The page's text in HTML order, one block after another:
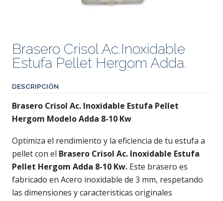
Brasero Crisol Ac.Inoxidable
Estufa Pellet Hergom Adda.
DESCRIPCIÓN
Brasero Crisol Ac. Inoxidable Estufa Pellet
Hergom Modelo Adda 8-10 Kw
Optimiza el rendimiento y la eficiencia de tu estufa a
pellet con el Brasero Crisol Ac. Inoxidable Estufa
Pellet Hergom Adda 8-10 Kw. Este brasero es
fabricado en Acero inoxidable de 3 mm, respetando
las dimensiones y caracteristicas originales